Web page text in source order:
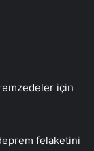
için
felaketini